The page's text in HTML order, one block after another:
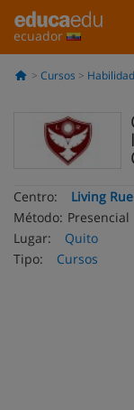
ecuador
Cursos
Centro:
Living Rue
Método: Presencial
Lugar:
Quito
Tipo:
Cursos